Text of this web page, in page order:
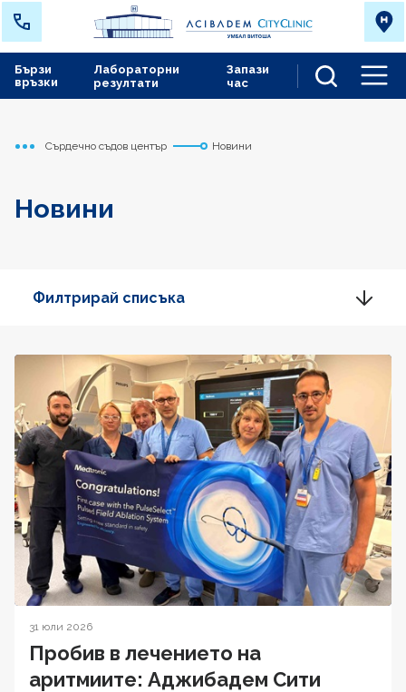
Лабораторни
резултати
Запази
час
Бързи
връзки
Начало
Сърдечно съдов център Новини
Новини
Филтрирай списъка
31 юли 2026
Пробив в лечението на
аритмиите: Аджибадем Сити